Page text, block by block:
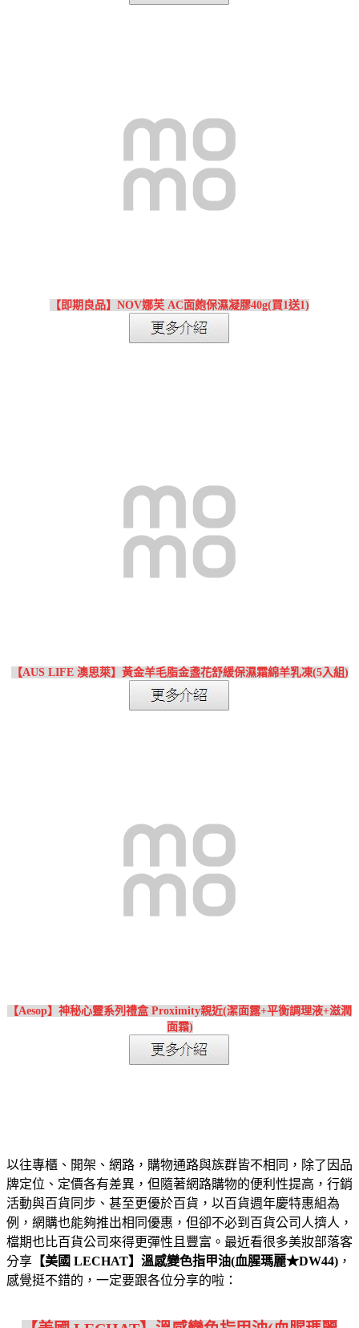
【即期良品】NOV娜芙 AC面皰保濕凝膠40g(買1送1)
【AUS LIFE 澳思萊】黃金羊毛脂金盞花舒緩保濕霜綿羊乳凍(5入組)
【Aesop】神秘心靈系列禮盒 Proximity親近(潔面露+平衡調理液+滋潤
面霜)
以往專櫃、開架、網路，購物通路與族群皆不相同，除了因品
牌定位、定價各有差異，但隨著網路購物的便利性提高，行銷
活動與百貨同步、甚至更優於百貨，以百貨週年慶特惠組為
例，網購也能夠推出相同優惠，但卻不必到百貨公司人擠人，
檔期也比百貨公司來得更彈性且豐富。最近看很多美妝部落客
分享 【美國 LECHAT】溫感變色指甲油(血腥瑪麗★DW44) ，
感覺挺不錯的，一定要跟各位分享的啦：